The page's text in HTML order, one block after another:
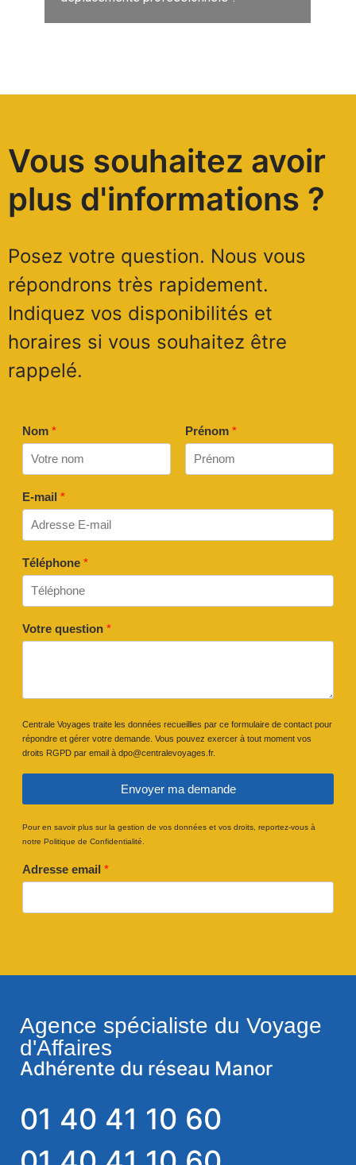
Vous souhaitez avoir
plus d'informations ?
Posez votre question. Nous vous
répondrons très rapidement.
Indiquez vos disponibilités et
horaires si vous souhaitez être
rappelé.
Nom * Prénom *
E-mail *
Téléphone *
Votre question *
Centrale Voyages traite les données recueillies par ce formulaire de contact pour
répondre et gérer votre demande. Vous pouvez exercer à tout moment vos
droits RGPD par email à dpo@centralevoyages.fr.
Envoyer ma demande
Pour en savoir plus sur la gestion de vos données et vos droits, reportez-vous à
notre Politique de Confidentialité.
Adresse email *
Agence spécialiste du Voyage
d'Affaires
Adhérente du réseau Manor
01 40 41 10 60